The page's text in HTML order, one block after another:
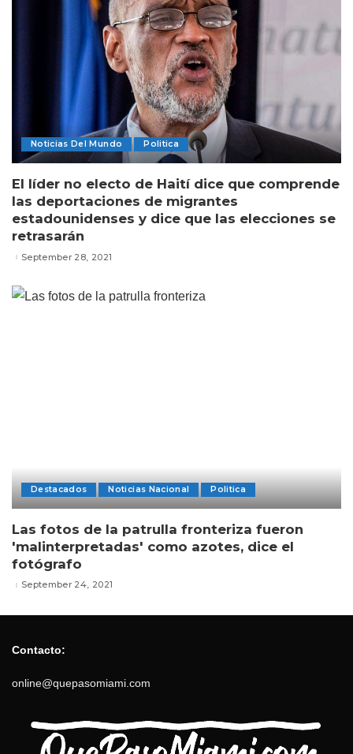
Noticias Del Mundo Politica
El líder no electo de Haití dice que comprende
las deportaciones de migrantes
estadounidenses y dice que las elecciones se
retrasarán
September 28, 2021
Destacados Noticias Nacional Politica
Las fotos de la patrulla fronteriza fueron
'malinterpretadas' como azotes, dice el
fotógrafo
September 24, 2021
Contacto:
online@quepasomiami.com